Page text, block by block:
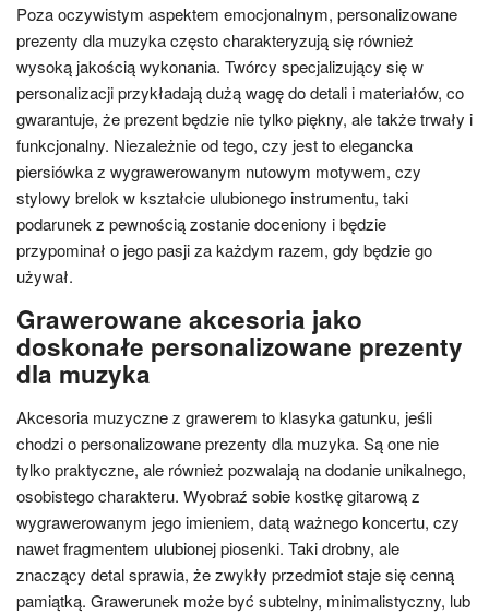
Poza oczywistym aspektem emocjonalnym, personalizowane
prezenty dla muzyka często charakteryzują się również
wysoką jakością wykonania. Twórcy specjalizujący się w
personalizacji przykładają dużą wagę do detali i materiałów, co
gwarantuje, że prezent będzie nie tylko piękny, ale także trwały i
funkcjonalny. Niezależnie od tego, czy jest to elegancka
piersiówka z wygrawerowanym nutowym motywem, czy
stylowy brelok w kształcie ulubionego instrumentu, taki
podarunek z pewnością zostanie doceniony i będzie
przypominał o jego pasji za każdym razem, gdy będzie go
używał.
Grawerowane akcesoria jako
doskonałe personalizowane prezenty
dla muzyka
Akcesoria muzyczne z grawerem to klasyka gatunku, jeśli
chodzi o personalizowane prezenty dla muzyka. Są one nie
tylko praktyczne, ale również pozwalają na dodanie unikalnego,
osobistego charakteru. Wyobraź sobie kostkę gitarową z
wygrawerowanym jego imieniem, datą ważnego koncertu, czy
nawet fragmentem ulubionej piosenki. Taki drobny, ale
znaczący detal sprawia, że zwykły przedmiot staje się cenną
pamiątką. Grawerunek może być subtelny, minimalistyczny, lub